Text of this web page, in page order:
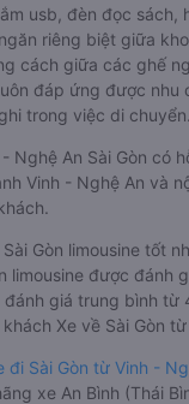
usb, đèn đọc sách,
riêng biệt giữa
cách giữa các ghế
đáp ứng được nhu
trong việc di chuyển.
Nghệ An Sài Gòn có
Vinh - Nghệ An và
Gòn limousine tốt
limousine được đánh
đánh giá trung bình
Xe về Sài Gòn
đi Sài Gòn từ Vinh -
xe An Bình (Thái